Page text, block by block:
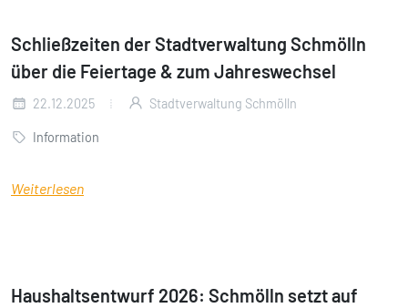
Schließzeiten der Stadtverwaltung Schmölln
über die Feiertage & zum Jahreswechsel
22.12.2025 Stadtverwaltung Schmölln
Information
Weiterlesen
Haushaltsentwurf 2026: Schmölln setzt auf